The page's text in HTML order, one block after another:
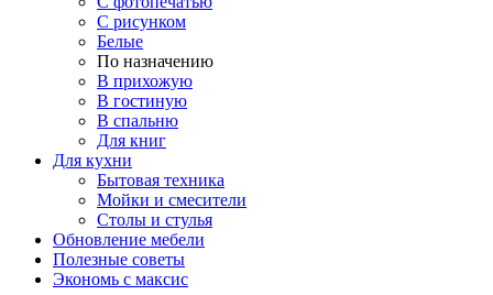
С рисунком
Белые
По назначению
В прихожую
В гостиную
В спальню
Для книг
Для кухни
Бытовая техника
Мойки и смесители
Столы и стулья
Обновление мебели
Полезные советы
Экономь с максис